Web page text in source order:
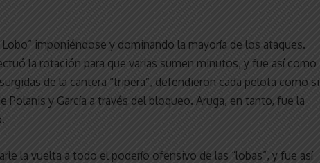
imponiéndose y dominando la mayoría de los ataques.
la rotación para que varias sumen minutos, y fue así como
de la cantera “tripera”, defendieron cada pelota como si
Polanis y García a través del bloqueo. Aruga, en tanto, fue la
la vuelta a todo el poderío ofensivo de las “lobas”, y fue así